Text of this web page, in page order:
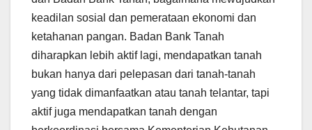
keadilan sosial dan pemerataan ekonomi dan
ketahanan pangan. Badan Bank Tanah
diharapkan lebih aktif lagi, mendapatkan tanah
bukan hanya dari pelepasan dari tanah-tanah
yang tidak dimanfaatkan atau tanah telantar, tapi
aktif juga mendapatkan tanah dengan